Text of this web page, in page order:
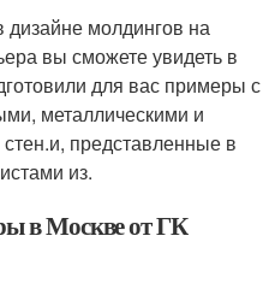
молдингов на
вы сможете увидеть в
для вас примеры с
металлическими и
представленные в
из.
в Москве от ГК